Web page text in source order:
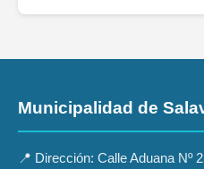
Municipalidad de
📍 Dirección: Calle Aduana Nº